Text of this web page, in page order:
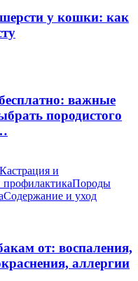
у кошки: как
важные
породистого
Кастрация и
Породы
Содержание и уход
от: воспаления,
аллергии